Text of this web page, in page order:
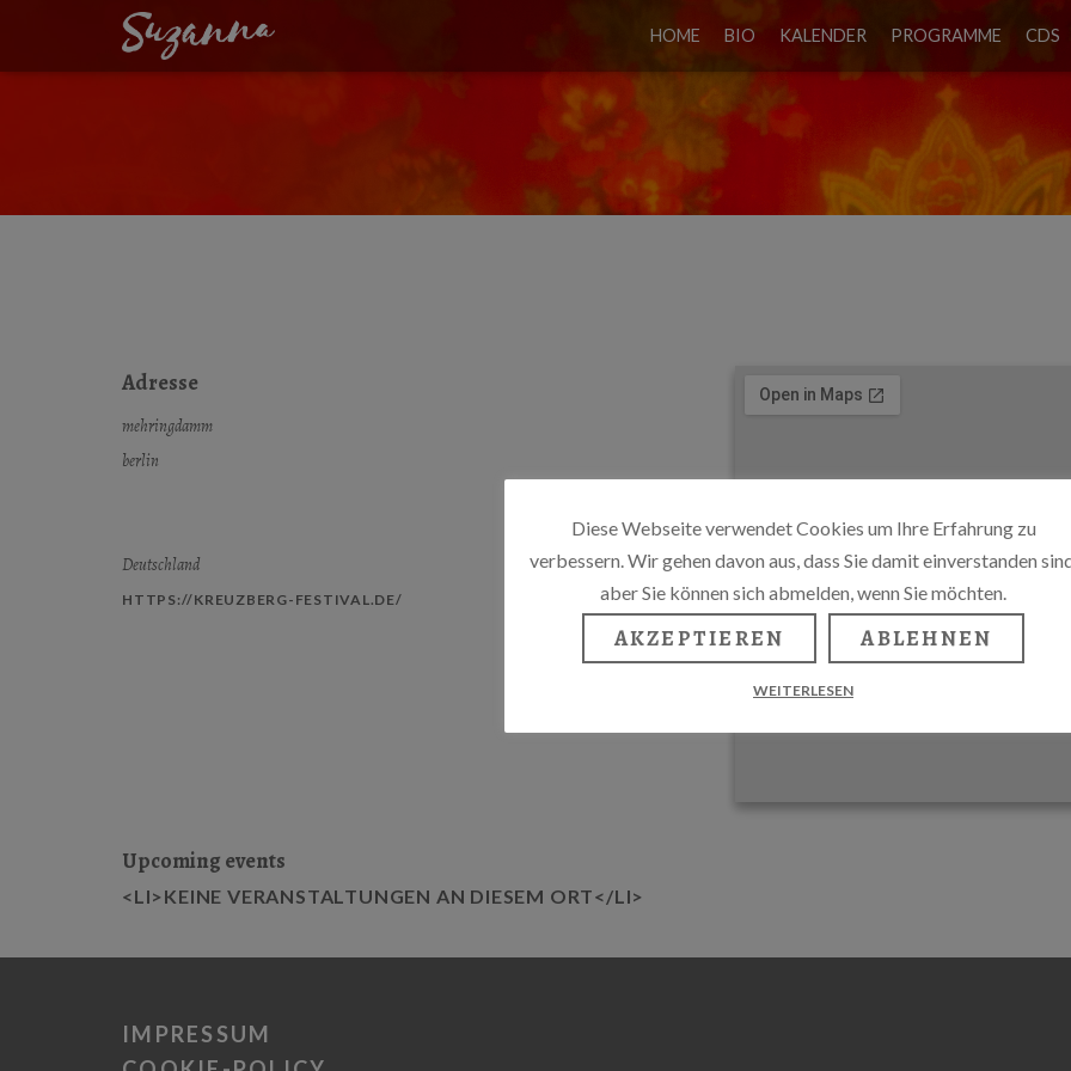
HOME BIO KALENDER PROGRAMME CDS
Adresse
mehringdamm
berlin
Deutschland
HTTPS://KREUZBERG-FESTIVAL.DE/
Upcoming events
<LI>KEINE VERANSTALTUNGEN AN DIESEM ORT</LI>
IMPRESSUM
Diese Webseite verwendet Cookies um Ihre Erfahrung zu
verbessern. Wir gehen davon aus, dass Sie damit einverstanden
aber Sie können sich abmelden, wenn Sie möchten.
AKZEPTIEREN ABLEHNEN
WEITERLESEN